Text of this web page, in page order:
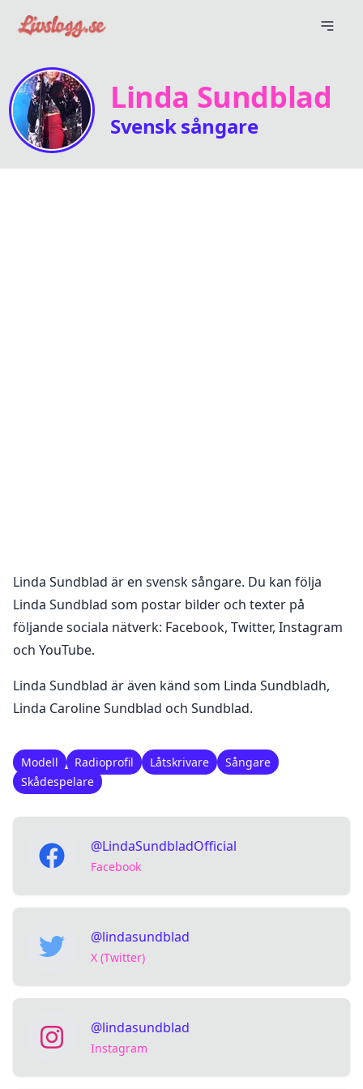
Linda Sundblad
Svensk sångare
Linda Sundblad är en svensk sångare. Du kan följa
Linda Sundblad som postar bilder och texter på
följande sociala nätverk: Facebook, Twitter, Instagram
och YouTube.
Linda Sundblad är även känd som Linda Sundbladh,
Linda Caroline Sundblad och Sundblad.
Modell Radioprofil Låtskrivare
Sångare
Skådespelare
@LindaSundbladOfficial
Facebook
@lindasundblad
X (Twitter)
@lindasundblad
Instagram